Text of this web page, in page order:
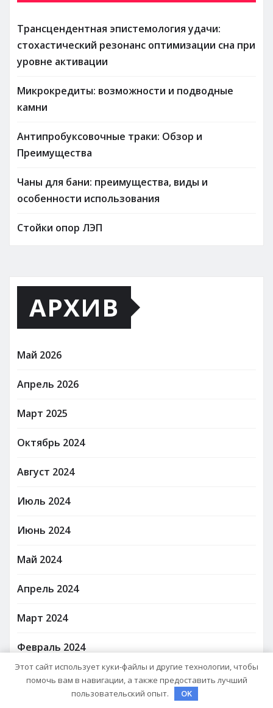
Трансцендентная эпистемология удачи:
стохастический резонанс оптимизации сна при
уровне активации
Микрокредиты: возможности и подводные
камни
Антипробуксовочные траки: Обзор и
Преимущества
Чаны для бани: преимущества, виды и
особенности использования
Стойки опор ЛЭП
АРХИВ
Май 2026
Апрель 2026
Март 2025
Октябрь 2024
Август 2024
Июль 2024
Июнь 2024
Май 2024
Апрель 2024
Март 2024
Февраль 2024
Январь 2024
Этот сайт использует куки-файлы и другие технологии, чтобы
помочь вам в навигации, а также предоставить лучший
пользовательский опыт.
OK